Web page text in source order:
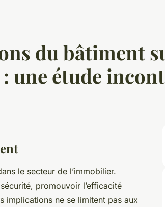
du bâtiment
une étude
le secteur de l’immobilier.
promouvoir l’efficacité
implications ne se limitent pas aux